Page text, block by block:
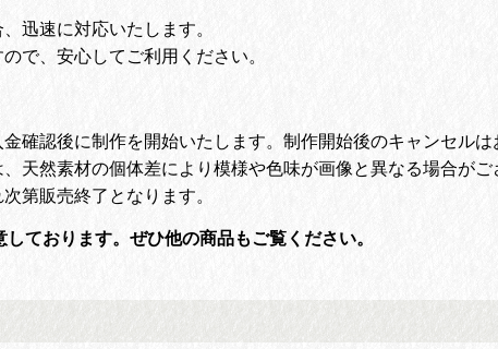
迅速に対応いたします。
で、安心してご利用ください。
確認後に制作を開始いたします。 制作開始後のキャンセルは
天然素材の個体差により模様や色味が画像と異なる場合がご
第販売終了となります。
ております。 ぜひ他の商品もご覧ください。